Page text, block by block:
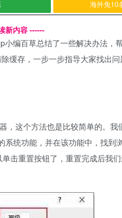
海外免10
新内容 ------
编百草总结了一些解决办法，
缓存，一步一步指导大家找出
，这个方法也是比较简单的。我
统功能，并在该功能中，找到
击重置按钮了，重置完成后我